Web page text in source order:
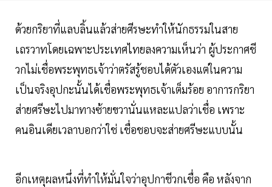
ด้วยกริยาที่แลบลิ้นแล้วส่ายศีรษะทำให้นักธรรมในสาย
เถรวาทโดยเฉพาะประเทศไทยลงความเห็นว่า ผู้ประกาศชี
วกไม่เชื่อพระพุทธเจ้าว่าตรัสรู้ชอบได้ตัวเองแต่ในความ
เป็นจริงอุปกะนั้นได้เชื่อพระพุทธเจ้าเต็มร้อย​ อาการกริยา
ส่ายศรีษะไปมาทางซ้ายขวานั่นแหละแปลว่าเชื่อ​ เพราะ
คนอินเดียเวลาบอกว่าใช่​ เชื่อ​ชอบจะส่ายศรีษะแบบนั้น​
อีกเหตุผลหนึ่งที่ทำให้มั่นใจว่า​อุปกาชีวกเชื่อ​ คือ​ หลังจาก